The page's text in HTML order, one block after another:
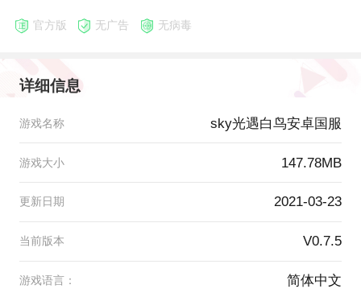
官方版 无广告 无病毒
详细信息
游戏名称 sky光遇白鸟安卓国服
游戏大小 147.78MB
更新日期 2021-03-23
当前版本 V0.7.5
游戏语言： 简体中文